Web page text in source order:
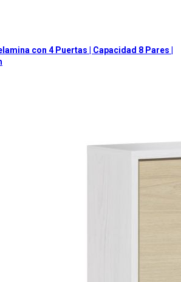
con 4 Puertas | Capacidad 8 Pares |